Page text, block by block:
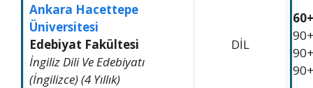
Ankara Hacettepe
Üniversitesi
Edebiyat Fakültesi
İngiliz Dili Ve Edebiyatı
(İngilizce) (4 Yıllık)
DİL